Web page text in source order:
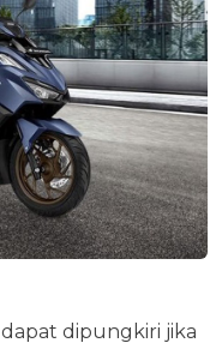
dipungkiri jika